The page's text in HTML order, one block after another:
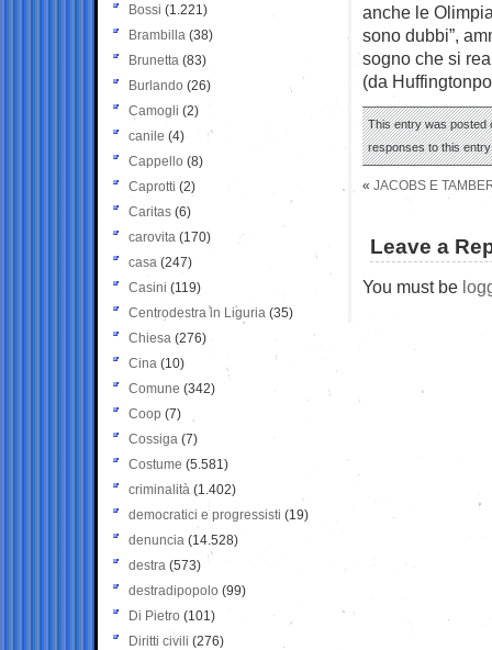
anche le
sono dubbi”,
sogno che si
(da
This entry was posted
responses to this
« JACOBS E
Leave a
You must be
Bossi (1.221)
Brambilla (38)
Brunetta (83)
Burlando (26)
Camogli (2)
canile (4)
Cappello (8)
Caprotti (2)
Caritas (6)
carovita (170)
casa (247)
Casini (119)
Centrodestra in Liguria (35)
Chiesa (276)
Cina (10)
Comune (342)
Coop (7)
Cossiga (7)
Costume (5.581)
criminalità (1.402)
democratici e progressisti (19)
denuncia (14.528)
destra (573)
destradipopolo (99)
Di Pietro (101)
Diritti civili (276)